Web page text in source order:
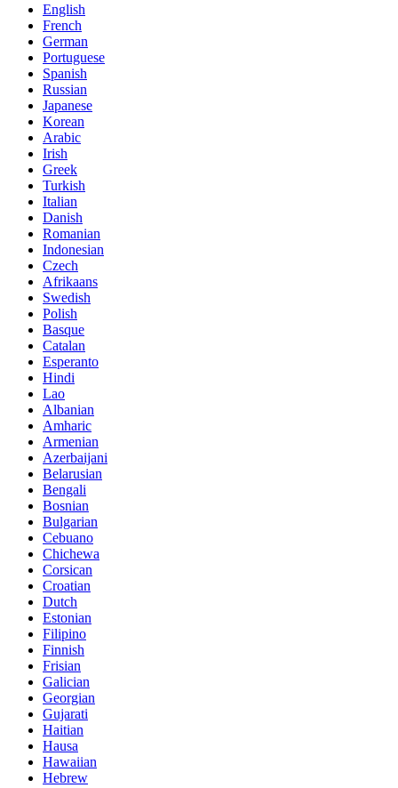
English
French
German
Portuguese
Spanish
Russian
Japanese
Korean
Arabic
Irish
Greek
Turkish
Italian
Danish
Romanian
Indonesian
Czech
Afrikaans
Swedish
Polish
Basque
Catalan
Esperanto
Hindi
Lao
Albanian
Amharic
Armenian
Azerbaijani
Belarusian
Bengali
Bosnian
Bulgarian
Cebuano
Chichewa
Corsican
Croatian
Dutch
Estonian
Filipino
Finnish
Frisian
Galician
Georgian
Gujarati
Haitian
Hausa
Hawaiian
Hebrew